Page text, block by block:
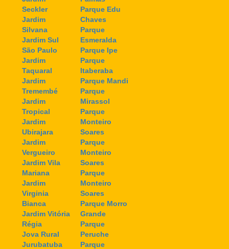
Seckler
Jardim
Silvana
Jardim Sul
São Paulo
Jardim
Taquaral
Jardim
Tremembé
Jardim
Tropical
Jardim
Ubirajara
Jardim
Vergueiro
Jardim Vila
Mariana
Jardim
Virginia
Bianca
Jardim Vitória
Régia
Jova Rural
Jurubatuba
Parque Edu
Chaves
Parque
Esmeralda
Parque Ipe
Parque
Itaberaba
Parque Mandi
Parque
Mirassol
Parque
Monteiro
Soares
Parque
Monteiro
Soares
Parque
Monteiro
Soares
Parque Morro
Grande
Parque
Peruche
Parque